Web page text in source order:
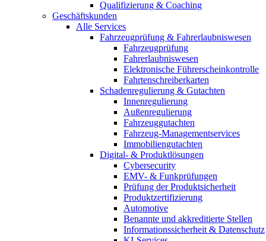
Qualifizierung & Coaching
Geschäftskunden
Alle Services
Fahrzeugprüfung & Fahrerlaubniswesen
Fahrzeugprüfung
Fahrerlaubniswesen
Elektronische Führerscheinkontrolle
Fahrtenschreiberkarten
Schadenregulierung & Gutachten
Innenregulierung
Außenregulierung
Fahrzeuggutachten
Fahrzeug-Managementservices
Immobiliengutachten
Digital- & Produktlösungen
Cybersecurity
EMV- & Funkprüfungen
Prüfung der Produktsicherheit
Produktzertifizierung
Automotive
Benannte und akkreditierte Stellen
Informationssicherheit & Datenschutz